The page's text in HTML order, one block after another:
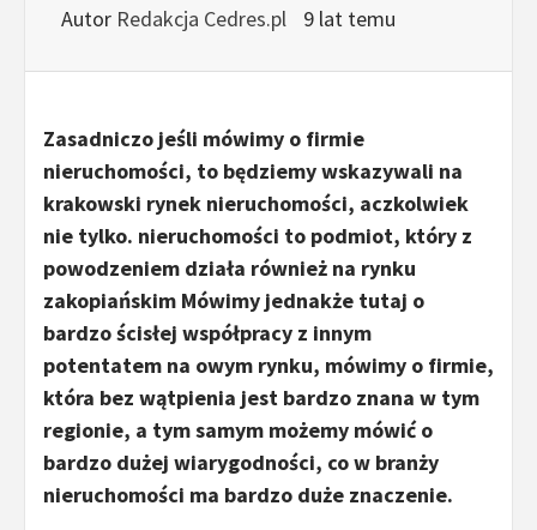
Autor Redakcja Cedres.pl 9 lat temu
Zasadniczo jeśli mówimy o firmie
nieruchomości, to będziemy wskazywali na
krakowski rynek nieruchomości, aczkolwiek
nie tylko. nieruchomości to podmiot, który z
powodzeniem działa również na rynku
zakopiańskim Mówimy jednakże tutaj o
bardzo ścisłej współpracy z innym
potentatem na owym rynku, mówimy o firmie,
która bez wątpienia jest bardzo znana w tym
regionie, a tym samym możemy mówić o
bardzo dużej wiarygodności, co w branży
nieruchomości ma bardzo duże znaczenie.